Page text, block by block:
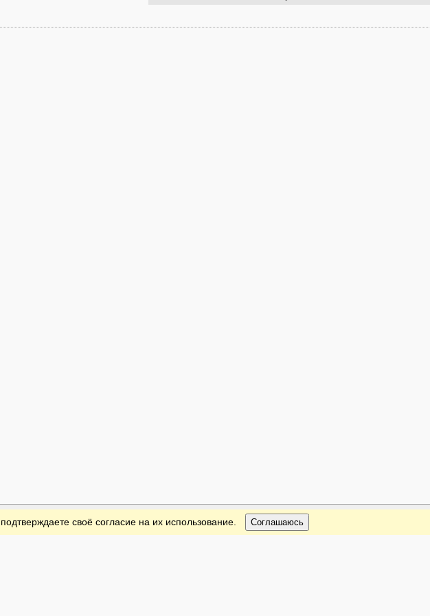
своё согласие на их использование. Соглашаюсь